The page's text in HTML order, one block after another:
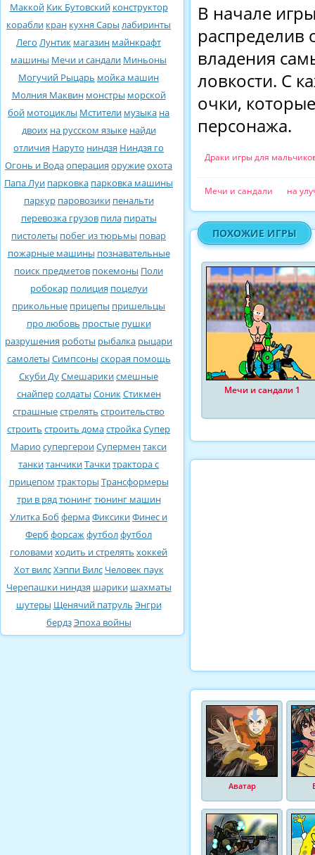
Маккой Кик Бутовский конструктор
корабли кран кухня Сары лабиринты
Лего Лунтик магазин майнкрафт
машины Мечи и сандали Миньоны
Могучий Рыцарь мойка машин
Молния Маквин монстры морской
бой мотоциклы Мстители музыка на
двоих на русском языке найди
отличия Наруто ниндзя Ниндзя го
Огонь и Водаоперация оружиеохота
Папа Луи парковка парковка машины
паркур паровозики пенальти
перевозка грузов пила пираты
пистолеты побег из тюрьмы повар
пожарные машины познавательные
поиск предметов покемоны Поли
робокар полиция поцелуи
прикольные прицепы пришельцы
про любовь простые пушки
разрушения роботы рыбалка рыцари
самолеты Симпсоны скорая помощь
Скуби ДуСмешарикисмешные
снайперсолдаты СоникСтикмен
страшныестрелять строительство
строить строить домастройкаСупер
Марио супергероиСуперментакси
танкитанчикиТачкитрактора с
прицепом тракторы Трансформеры
три в рядтюнингтюнинг машин
Улитка Боб фермаФиксикиФинес и
Ферб форсажфутболфутбол
головамиходить и стрелять хоккей
Хот вилсХэппи Вилс Человек паук
Черепашки ниндзя шарики шахматы
шутеры Щенячий патруль Энгри
бердзЭпоха войны
В начале
распределив
владения
ловкости. С
очки,
персонажа.
Драки игры для
Мечи и сандали на
ПОХОЖИЕ ИГРЫ
Мечи и сандали 1
Аватар